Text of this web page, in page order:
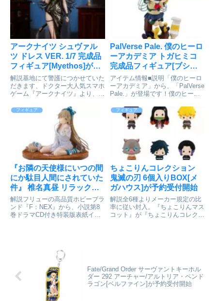
着とNIKKEが誇る肉体美のコン
トラストや余裕のある表情...
アークナイツ シュヴァル
ツ ドレス VER. 1/7 完成品
フィギュア[Myethos]が予
約受付中
解説基地にて警護につかせていた
だきます、ドクター大人気スマホ
ゲーム『アークナイツ』より、
1/7スケールフィギュアで登場！
スナイパースコープはすでに調整
済――ドクターがおそろしいほど
の優雅な彼女の姿を、ドクタ...
PalVerse Pale. 僕のヒーロ
ーアカデミア トガヒミコ
完成品フィギュア[ブシロ
ードクリエイティブ]が予
約受付開始
アイテム情報■説明「僕のヒーロ
ーアカデミア」から、「PalVerse
Pale.」が登場です！僕のヒーロ
ガヒミコ© 堀越耕平／集英社・
僕のヒーローアカデミア製作委員
会colleizeで探す
フィギュア
『お隣の天使様にいつの間
にか駄目人間にされていた
件』 椎名真昼 リラックス
ver. 1/7 完成品フィギュア
[フリュー]が予約受付中
解説フリューの高品質ホビーブラ
ンド『F：NEX』から、小説第8
巻ドラマCD付き特装版表紙イラ
フィギュア
ちょこりんコレクション
鬼滅の刃 6個入りBOX[メ
ガハウス]が予約受付開始
解説全6種よりメーカー規定の比
率に従い封入。『ちょこりんマス
コット』が『ちょこりんコレクシ
Fate/Grand Order サーヴァントキーホル
ダー 292 アーチャー/アルトリア・ペンド
ラゴン[ベルファイン]が予約受付開始